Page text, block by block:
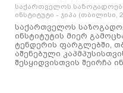
საქართველოს
ინსტიტუტი - ჯიპა (თბილისი,
საქართველოს
ინსტიტუტის მიერ
ტენდერის ფარგლებში,
აშენებული
შესყიდვისთვის შეირჩა